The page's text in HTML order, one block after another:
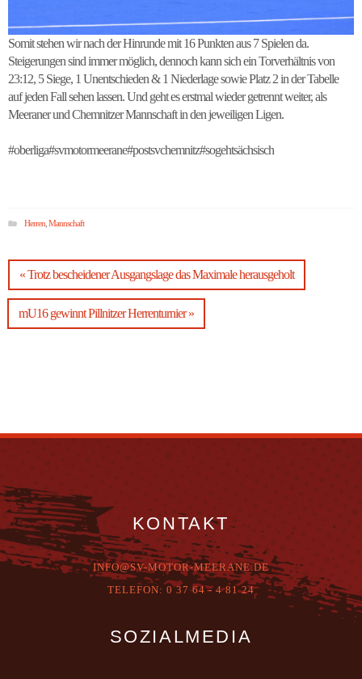
Somit stehen wir nach der Hinrunde mit 16 Punkten aus 7 Spielen da.
Steigerungen sind immer möglich, dennoch kann sich ein Torverhältnis von
23:12, 5 Siege, 1 Unentschieden & 1 Niederlage sowie Platz 2 in der Tabelle
auf jeden Fall sehen lassen. Und geht es erstmal wieder getrennt weiter, als
Meeraner und Chemnitzer Mannschaft in den jeweiligen Ligen.
#oberliga#svmotormeerane#postsvchemnitz#sogehtsächsisch
Herren Mannschaft
« Trotz bescheidener Ausgangslage das Maximale herausgeholt
mU16 gewinnt Pillnitzer Herrenturnier »
KONTAKT
INFO@SV-MOTOR-MEERANE.DE
TELEFON: 0 37 64 - 4 81 24
SOZIALMEDIA